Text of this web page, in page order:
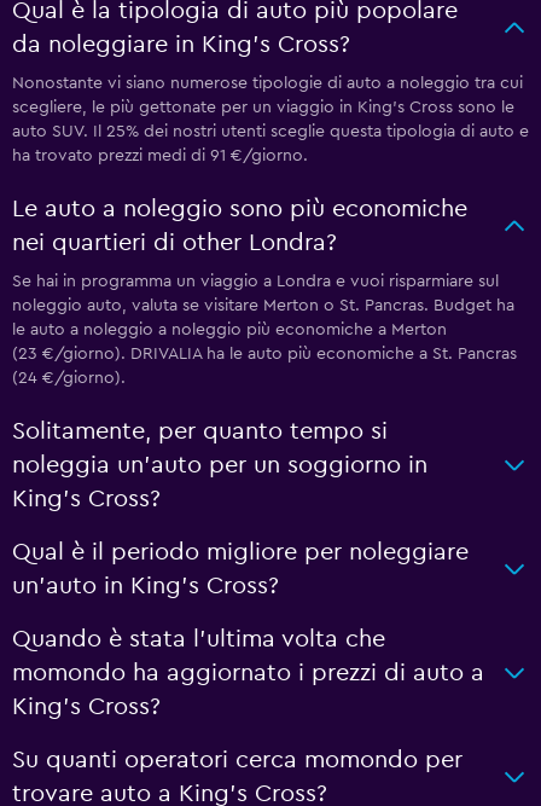
Qual è la tipologia di auto più popolare
da noleggiare in King's Cross?
Nonostante vi siano numerose tipologie di auto a noleggio tra cui
scegliere, le più gettonate per un viaggio in King's Cross sono le
auto SUV. Il 25% dei nostri utenti sceglie questa tipologia di auto e
ha trovato prezzi medi di 91 €/giorno.
Le auto a noleggio sono più economiche
nei quartieri di other Londra?
Se hai in programma un viaggio a Londra e vuoi risparmiare sul
noleggio auto, valuta se visitare Merton o St. Pancras. Budget ha
le auto a noleggio a noleggio più economiche a Merton
(23 €/giorno). DRIVALIA ha le auto più economiche a St. Pancras
(24 €/giorno).
Solitamente, per quanto tempo si
noleggia un'auto per un soggiorno in
King's Cross?
Qual è il periodo migliore per noleggiare
un'auto in King's Cross?
Quando è stata l'ultima volta che
momondo ha aggiornato i prezzi di auto a
King's Cross?
Su quanti operatori cerca momondo per
trovare auto a King's Cross?